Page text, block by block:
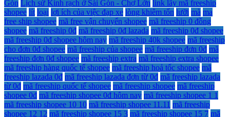
Gòn Lịch sử Kinh rạch ở Sài Gòn - Chợ Lớn link lấy mã freeship
shopee lít loại lợi ích của việc đạp xe lòng khiêm tốn lưỡi mà ma
free ship shopee mã free vận chuyển shopee mã freeship 0 đồng
shopee mã freeship 0đ mã freeship 0đ lazada mã freeship 0đ shopee
mã freeship 0đ shopee hôm nay mã freeship 40k shopee mã freeship
cho đơn 0đ shopee mã freeship của shopee mã freeship đơn 0đ mã
freeship đơn 0đ shopee mã freeship extra mã freeship extra shopee
mã freeship hàng quốc tế shopee mã freeship hoả tốc shopee mã
freeship lazada 0đ mã freeship lazada đơn từ 0đ mã freeship lazada
từ 0đ mã freeship quốc tế shopee mã freeship shopee mã freeship
shopee 0đ mã freeship shopee 0đ hôm nay mã freeship shopee 1 1
mã freeship shopee 10 10 mã freeship shopee 11.11 mã freeship
shopee 12 12 mã freeship shopee 15 3 mã freeship shopee 15 7 mã